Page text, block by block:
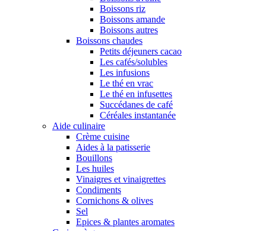
Boissons riz
Boissons amande
Boissons autres
Boissons chaudes
Petits déjeuners cacao
Les cafés/solubles
Les infusions
Le thé en vrac
Le thé en infusettes
Succédanes de café
Céréales instantanée
Aide culinaire
Crème cuisine
Aides à la patisserie
Bouillons
Les huiles
Vinaigres et vinaigrettes
Condiments
Cornichons & olives
Sel
Epices & plantes aromates